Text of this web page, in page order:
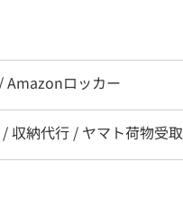
Amazonロッカー
収納代行 / ヤマト荷物受取